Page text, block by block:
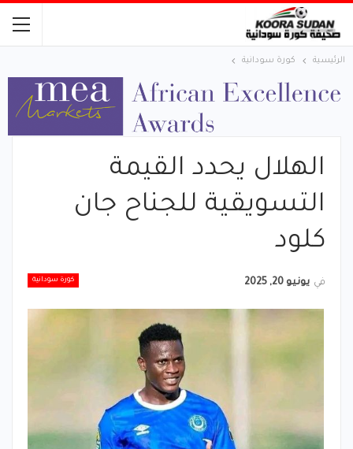
الرئيسية كورة سودانية
الهلال يحدد القيمة
التسويقية للجناح جان
كلود
كورة سودانية في يونيو 20, 2025